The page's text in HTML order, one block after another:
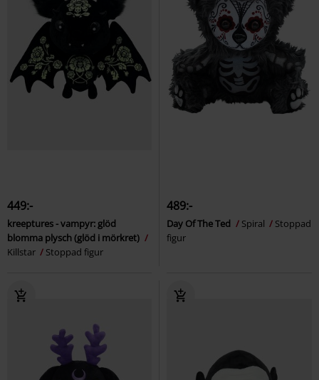
449:-
kreeptures - vampyr: glöd
blomma plysch (glöd i mörkret)
Killstar
Stoppad figur
489:-
Day Of The Ted Spiral
Stoppad
figur